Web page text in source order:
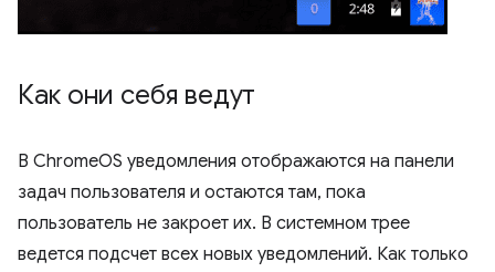
Как они себя ведут
В ChromeOS уведомления отображаются на панели
задач пользователя и остаются там, пока
пользователь не закроет их. В системном трее
ведется подсчет всех новых уведомлений. Как только